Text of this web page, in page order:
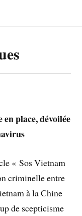
en place, dévoilée
« Sos Vietnam
criminelle entre
à la Chine
de scepticisme